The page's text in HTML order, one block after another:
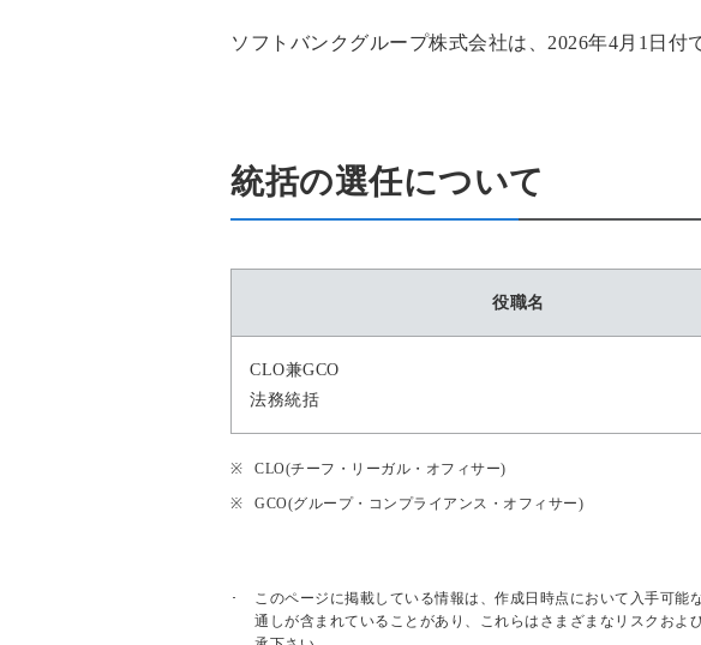
ソフトバンクグループ株式会社は、2026年4月1日付
統括の選任について
役職名
CLO兼GCO
法務統括
CLO(チーフ・リーガル・オフィサー)
GCO(グループ・コンプライアンス・オフィサー)
このページに掲載している情報は、作成日時点において入手可
通しが含まれていることがあり、これらはさまざまなリスクお